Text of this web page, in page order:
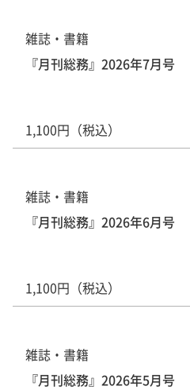
雑誌・書籍
『月刊総務』2026年7月号
1,100円（税込）
雑誌・書籍
『月刊総務』2026年6月号
1,100円（税込）
雑誌・書籍
『月刊総務』2026年5月号